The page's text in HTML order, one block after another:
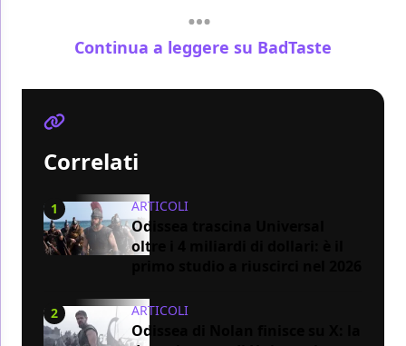
Continua a leggere su BadTaste
Correlati
1 ARTICOLI
Odissea trascina Universal
oltre i 4 miliardi di dollari: è il
2 ARTICOLI
Odissea di Nolan finisce su X: la